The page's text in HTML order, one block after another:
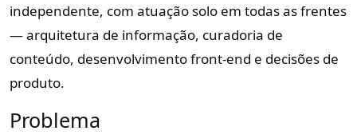
independente, com atuação solo em todas as frentes
— arquitetura de informação, curadoria de
conteúdo, desenvolvimento front-end e decisões de
produto.
Problema